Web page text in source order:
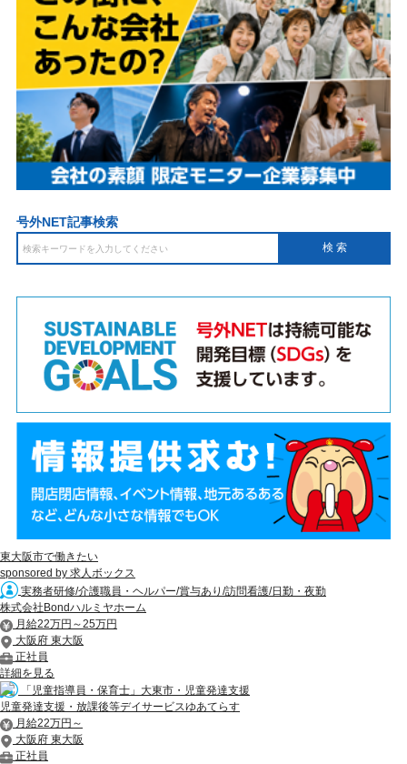
号外NET記事検索
東大阪市で働きたい
sponsored by 求人ボックス
実務者研修/介護職員・ヘルパー/賞与あり/訪問看護/日勤・夜勤
株式会社Bondハルミヤホーム
月給22万円～25万円
大阪府 東大阪
正社員
詳細を見る
「児童指導員・保育士」大東市・児童発達支援
児童発達支援・放課後等デイサービスゆあてらす
月給22万円～
大阪府 東大阪
正社員